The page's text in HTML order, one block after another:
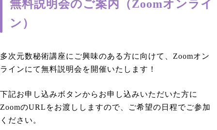
無料説明会のご案内（Zoomオンライ
ン）
多次元数秘術講座にご興味のある方に向けて、Zoomオン
ラインにて無料説明会を開催いたします！
下記お申し込みボタンからお申し込みいただいた方に
ZoomのURLをお渡ししますので、ご希望の日程でご参加
ください。